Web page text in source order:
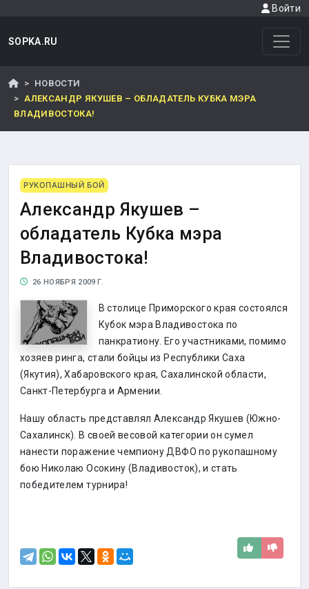
Войти
SOPKA.RU
НОВОСТИ
АЛЕКСАНДР ЯКУШЕВ – ОБЛАДАТЕЛЬ КУБКА МЭРА
ВЛАДИВОСТОКА!
РУКОПАШНЫЙ БОЙ
Александр Якушев –
обладатель Кубка мэра
Владивостока!
26 НОЯБРЯ 2009 Г.
В столице Приморского края состоялся
Кубок мэра Владивостока по
панкратиону. Его участниками, помимо
хозяев ринга, стали бойцы из Республики Саха
(Якутия), Хабаровского края, Сахалинской области,
Санкт-Петербурга и Армении.
Нашу область представлял Александр Якушев (Южно-
Сахалинск). В своей весовой категории он сумел
нанести поражение чемпиону ДВФО по рукопашному
бою Николаю Осокину (Владивосток), и стать
победителем турнира!